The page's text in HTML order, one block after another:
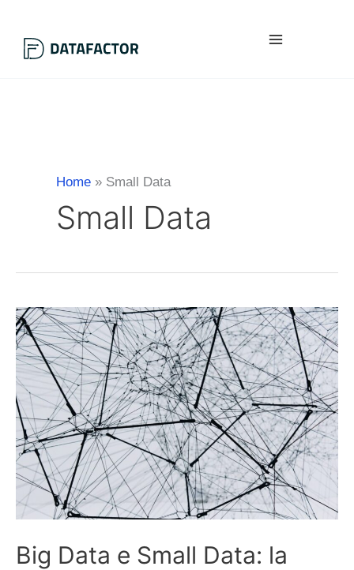
contenuto
Home Small Data
Small Data
Big Data e Small Data: la
Big
Data
e
Small
Data:
la
chiave
è
l’integrazione